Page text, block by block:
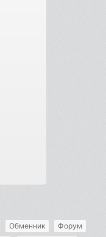
Обменник Форум